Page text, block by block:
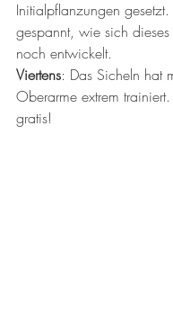
Initialpflanzungen
gespannt, wie sich dieses
noch entwickelt.
Viertens: Das Sicheln hat
Oberarme extrem trainiert.
gratis!